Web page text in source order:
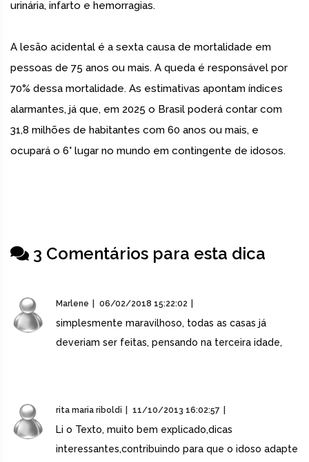
urinária, infarto e hemorragias.
A lesão acidental é a sexta causa de mortalidade em
pessoas de 75 anos ou mais. A queda é responsável por
70% dessa mortalidade. As estimativas apontam índices
alarmantes, já que, em 2025 o Brasil poderá contar com
31,8 milhões de habitantes com 60 anos ou mais, e
ocupará o 6° lugar no mundo em contingente de idosos.
3 Comentários para esta dica
Marlene 06/02/2018 15:22:02
simplesmente maravilhoso, todas as casas já
deveriam ser feitas, pensando na terceira idade,
rita maria riboldi 11/10/2013 16:02:57
Li o Texto, muito bem explicado,dicas
interessantes,contribuindo para que o idoso adapte